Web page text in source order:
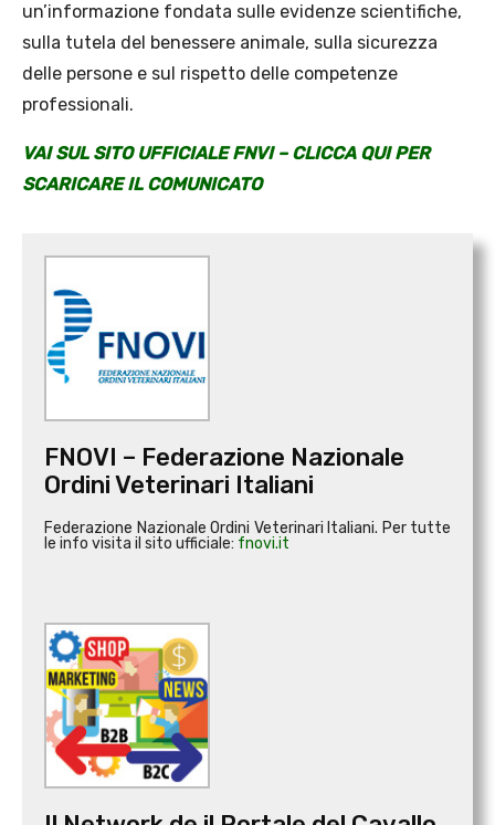
un’informazione fondata sulle evidenze scientifiche,
sulla tutela del benessere animale, sulla sicurezza
delle persone e sul rispetto delle competenze
professionali.
VAI SUL SITO UFFICIALE FNVI – CLICCA QUI PER
SCARICARE IL COMUNICATO
FNOVI – Federazione Nazionale
Ordini Veterinari Italiani
Federazione Nazionale Ordini Veterinari Italiani. Per tutte
le info visita il sito ufficiale: fnovi.it